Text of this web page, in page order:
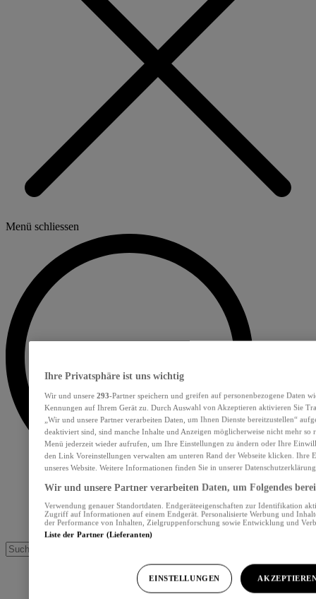
Menü schliessen
Ihre Privatsphäre ist uns wichtig
Wir und unsere 293-Partner speichern und greifen auf personenbezogene Daten
Kennungen auf Ihrem Gerät zu. Durch Auswahl von Akzeptieren aktivieren Sie
„Wir und unsere Partner verarbeiten Daten, um Ihnen Dienste bereitzustellen“
deaktiviert sind, sind manche Inhalte und Anzeigen möglicherweise nicht mehr so
Menü jederzeit wieder aufrufen, um Ihre Einstellungen zu ändern oder Ihre
den Link Voreinstellungen verwalten am unteren Rand der Webseite klicken. Ihre
unseres Website. Weitere Informationen finden Sie in unserer
Wir und unsere Partner verarbeiten Daten, um Folgendes
Verwendung genauer Standortdaten. Endgeräteeigenschaften zur Identifikation
Zugriff auf Informationen auf einem Endgerät. Personalisierte Werbung und
der Performance von Inhalten, Zielgruppenforschung sowie Entwicklung und
Liste der Partner (Lieferanten)
EINSTELLUNGEN